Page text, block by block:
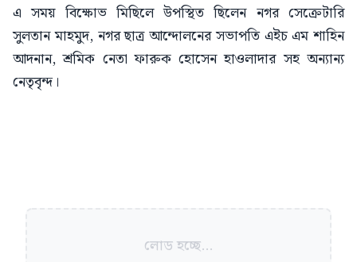
এ সময় বিক্ষোভ মিছিলে উপস্থিত ছিলেন নগর সেক্রেটারি
সুলতান মাহমুদ, নগর ছাত্র আন্দোলনের সভাপতি এইচ এম শাহিন
আদনান, শ্রমিক নেতা ফারুক হোসেন হাওলাদার সহ অন্যান্য
নেতৃবৃন্দ।
লোড হচ্ছে...